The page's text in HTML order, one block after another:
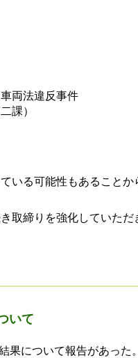
両法違反事件
課）
いる可能性もあることか
取締りを強化していただ
いて
果について報告があった。